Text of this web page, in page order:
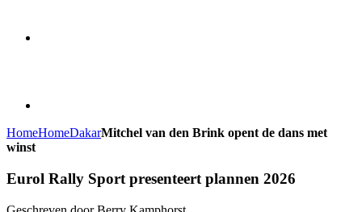
HomeHomeDakarMitchel van den Brink opent de dans met
winst
Eurol Rally Sport presenteert plannen 2026